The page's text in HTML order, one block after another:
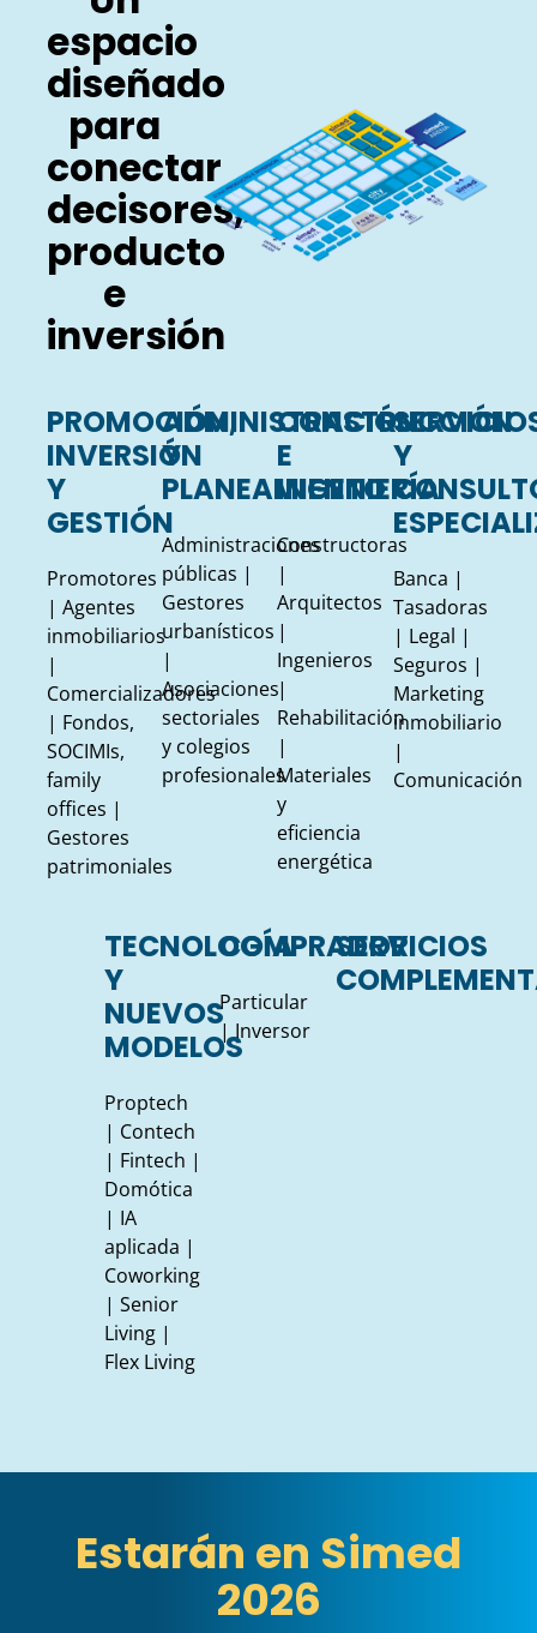
espacio
diseñado
para
conectar
decisores,
producto
e
inversión
PROMOCIÓN,
INVERSIÓN
Y
GESTIÓN
Promotores
| Agentes
inmobiliarios
|
Comercializadores
| Fondos,
SOCIMIs,
family
offices |
Gestores
patrimoniales
ADMINISTRACIÓN
Y
PLANEAMIENTO
Administraciones
públicas |
Gestores
urbanísticos
|
Asociaciones
sectoriales
y colegios
profesionales
CONSTRUCCIÓN
E
INGENIERÍA
Constructoras
|
Arquitectos
|
Ingenieros
|
Rehabilitación
|
Materiales
y
eficiencia
energética
Y
Banca |
Tasadoras
| Legal |
Seguros |
Marketing
inmobiliario
|
Comunicación
TECNOLOGÍA
Y
NUEVOS
MODELOS
Proptech
| Contech
| Fintech |
Domótica
| IA
aplicada |
Coworking
| Senior
Living |
Flex Living
COMPRADOR
Particular
| Inversor
SERVICIOS
Estarán en Simed
2026